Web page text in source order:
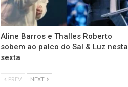
Aline Barros e Thalles Roberto
sobem ao palco do Sal & Luz nesta
sexta
PREV NEXT